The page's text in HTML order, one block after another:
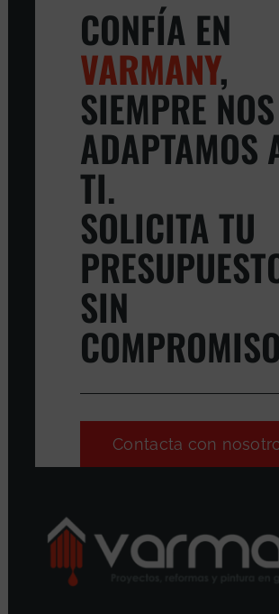
CONFÍA EN
VARMANY,
SIEMPRE NOS
ADAPTAMOS
TI.
SOLICITA TU
SIN
Contacta con